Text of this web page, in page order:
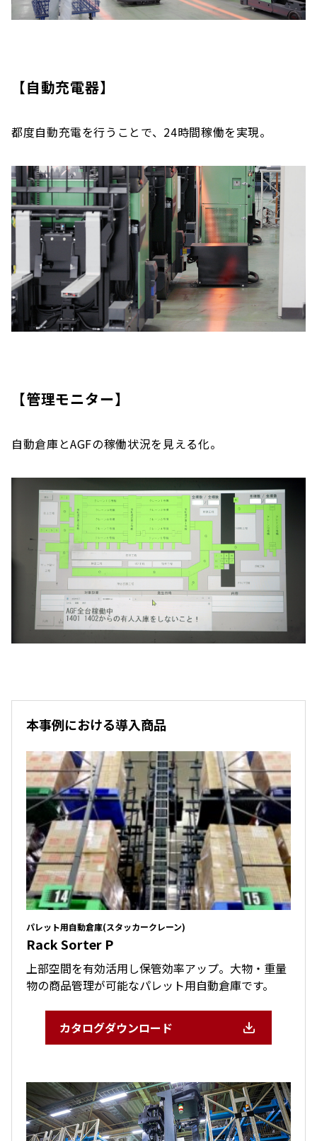
【自動充電器】
都度自動充電を行うことで、24時間稼働を実現。
【管理モニター】
自動倉庫とAGFの稼働状況を見える化。
本事例における導入商品
パレット用自動倉庫(スタッカークレーン)
Rack Sorter P
上部空間を有効活用し保管効率アップ。大物・重量
物の商品管理が可能なパレット用自動倉庫です。
カタログダウンロード